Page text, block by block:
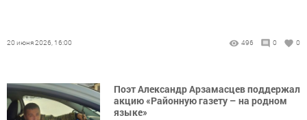
20 июня 2026, 16:00 496 0 0
Поэт Александр Арзамасцев поддержал
акцию «Районную газету – на родном
языке»